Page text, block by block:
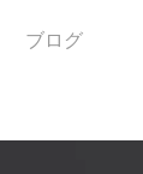
ブログ